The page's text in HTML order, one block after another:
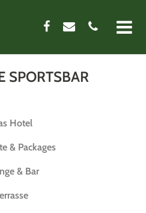
RESTAURANT
IMPRESSIONEN
SPORTSBAR
Hotel
& Packages
& Bar